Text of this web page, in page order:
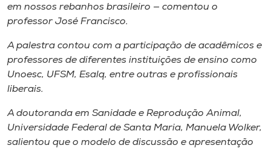
em nossos rebanhos brasileiro — comentou o
professor José Francisco.
A palestra contou com a participação de acadêmicos e
professores de diferentes instituições de ensino como
Unoesc, UFSM, Esalq, entre outras e profissionais
liberais.
A doutoranda em Sanidade e Reprodução Animal,
Universidade Federal de Santa Maria, Manuela Wolker,
salientou que o modelo de discussão e apresentação